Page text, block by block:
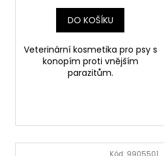
DO KOŠÍKU
Veterinární kosmetika pro psy s
konopím proti vnějším
parazitům.
Kód: 9905501